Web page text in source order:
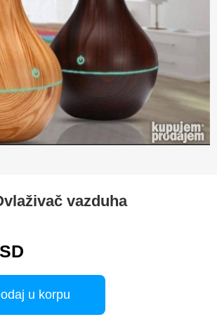
vazduha
u korpu